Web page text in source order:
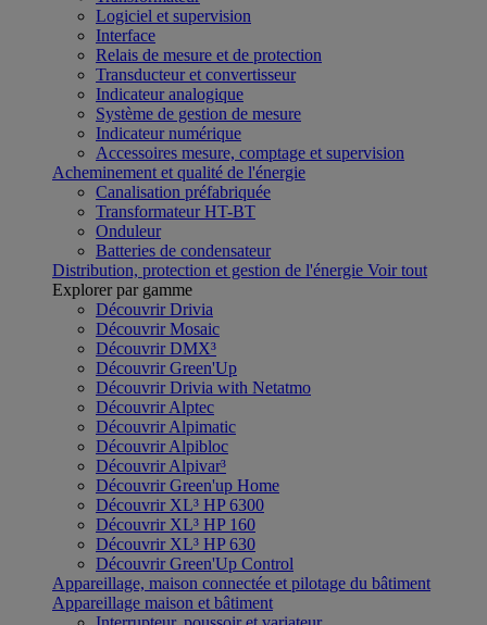
Logiciel et supervision
Interface
Relais de mesure et de protection
Transducteur et convertisseur
Indicateur analogique
Système de gestion de mesure
Indicateur numérique
Accessoires mesure, comptage et supervision
Acheminement et qualité de l'énergie
Canalisation préfabriquée
Transformateur HT-BT
Onduleur
Batteries de condensateur
Distribution, protection et gestion de l'énergie Voir tout
Explorer par gamme
Découvrir Drivia
Découvrir Mosaic
Découvrir DMX³
Découvrir Green'Up
Découvrir Drivia with Netatmo
Découvrir Alptec
Découvrir Alpimatic
Découvrir Alpibloc
Découvrir Alpivar³
Découvrir Green'up Home
Découvrir XL³ HP 6300
Découvrir XL³ HP 160
Découvrir XL³ HP 630
Découvrir Green'Up Control
Appareillage, maison connectée et pilotage du bâtiment
Appareillage maison et bâtiment